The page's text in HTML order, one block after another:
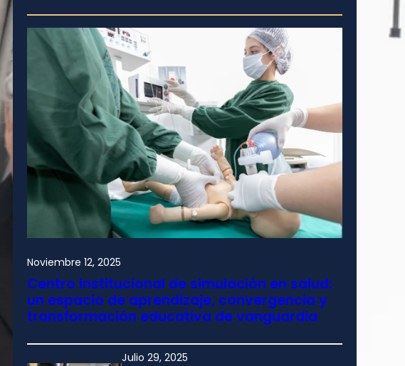
Noviembre 12, 2025
Centro institucional de simulación en salud:
un espacio de aprendizaje, convergencia y
transformación educativa de vanguardia
Julio 29, 2025